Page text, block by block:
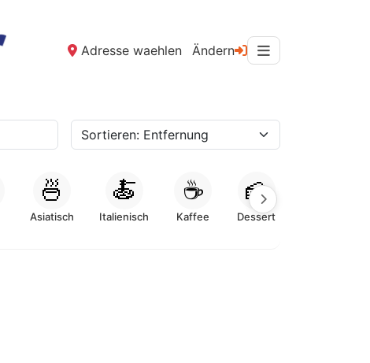
Adresse waehlen Ändern
🍜
Asiatisch
🍝
Italienisch
☕
Kaffee
🍰
Dessert